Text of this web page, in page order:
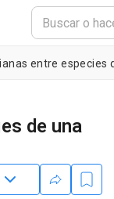
entre especies
de una